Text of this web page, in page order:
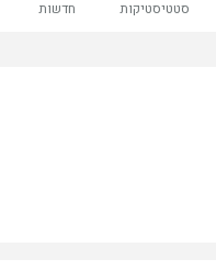
סטטיסטיקות חדשות